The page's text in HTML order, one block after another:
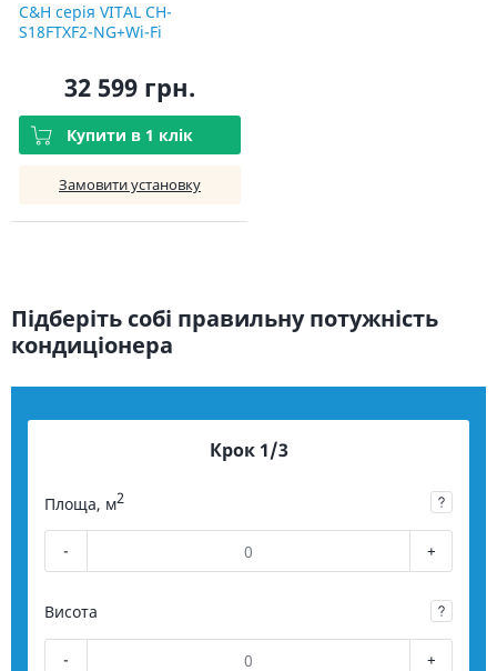
C&H cерія VITAL CH-
S18FTXF2-NG+Wi-Fi
32 599 грн.
Купити в 1 клік
Замовити установку
Підберіть собі правильну потужність
кондиціонера
Крок 1/3
Площа, м2
- +
Висота
- +